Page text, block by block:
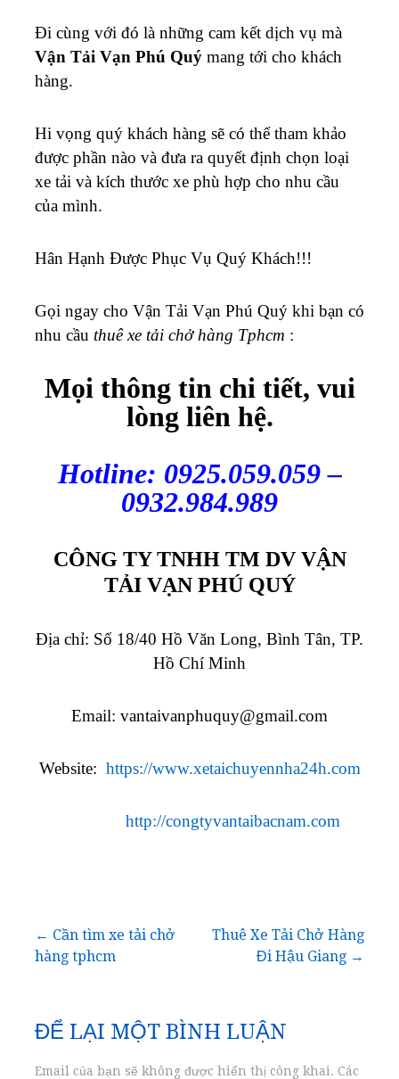
Đi cùng với đó là những cam kết dịch vụ mà
Vận Tải Vạn Phú Quý mang tới cho khách
hàng.
Hi vọng quý khách hàng sẽ có thể tham khảo
được phần nào và đưa ra quyết định chọn loại
xe tải và kích thước xe phù hợp cho nhu cầu
của mình.
Hân Hạnh Được Phục Vụ Quý Khách!!!
Gọi ngay cho Vận Tải Vạn Phú Quý khi bạn có
nhu cầu thuê xe tải chở hàng Tphcm :
Mọi thông tin chi tiết, vui
lòng liên hệ.
Hotline: 0925.059.059 –
0932.984.989
CÔNG TY TNHH TM DV VẬN
TẢI VẠN PHÚ QUÝ
Địa chỉ: Số 18/40 Hồ Văn Long, Bình Tân, TP.
Hồ Chí Minh
Email: vantaivanphuquy@gmail.com
Website: https://www.xetaichuyennha24h.com
http://congtyvantaibacnam.com
Điều
bài
viết
← Cần tìm xe tải chở
hàng tphcm
Thuê Xe Tải Chở Hàng
Đi Hậu Giang →
ĐỂ LẠI MỘT BÌNH LUẬN
Email của bạn sẽ không được hiển thị công khai. Các